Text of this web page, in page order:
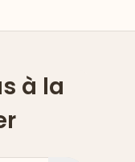
à la